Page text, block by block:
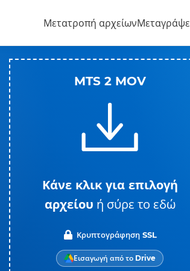
Μετατροπή αρχείωνΜεταγράψε
MTS 2 MOV
Κάνε κλικ για επιλογή
αρχείου ή σύρε το εδώ
Κρυπτογράφηση SSL
Εισαγωγή από το Drive